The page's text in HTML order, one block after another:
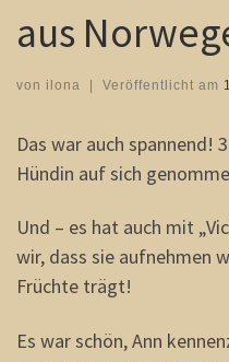
aus
von ilona Veröffentlicht am
Das war auch spannend!
Hündin auf sich
Und – es hat auch mit
wir, dass sie aufnehmen
Früchte trägt!
Es war schön, Ann